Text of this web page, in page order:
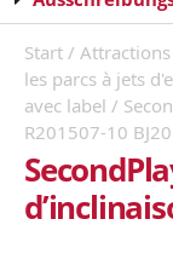
Start /
les parcs à jets
avec label /
R201507-10